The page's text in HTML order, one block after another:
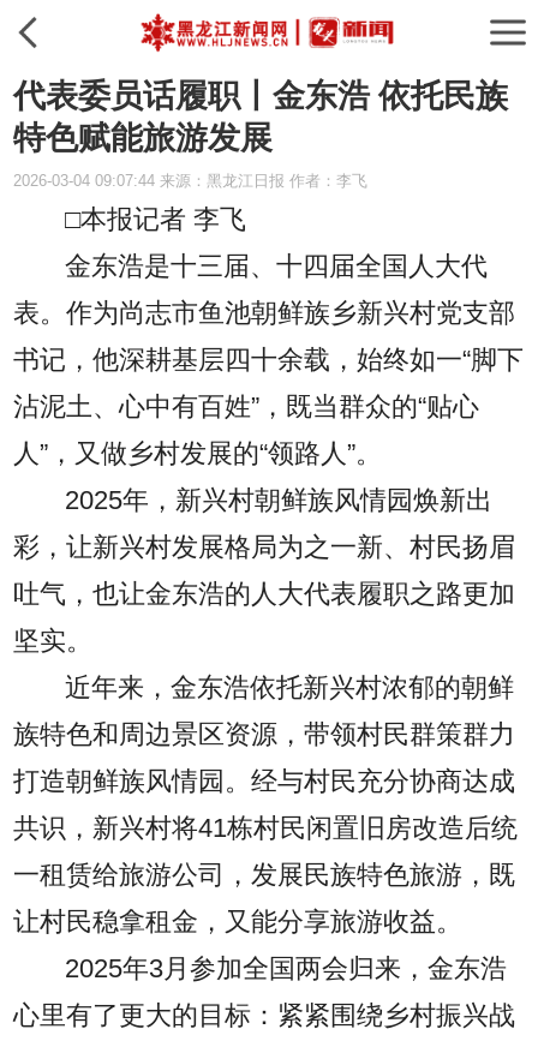
代表委员话履职丨金东浩 依托民族
特色赋能旅游发展
2026-03-04 09:07:44 来源：黑龙江日报 作者：李飞
□本报记者 李飞
金东浩是十三届、十四届全国人大代
表。作为尚志市鱼池朝鲜族乡新兴村党支部
书记，他深耕基层四十余载，始终如一“脚下
沾泥土、心中有百姓”，既当群众的“贴心
人”，又做乡村发展的“领路人”。
2025年，新兴村朝鲜族风情园焕新出
彩，让新兴村发展格局为之一新、村民扬眉
吐气，也让金东浩的人大代表履职之路更加
坚实。
近年来，金东浩依托新兴村浓郁的朝鲜
族特色和周边景区资源，带领村民群策群力
打造朝鲜族风情园。经与村民充分协商达成
共识，新兴村将41栋村民闲置旧房改造后统
一租赁给旅游公司，发展民族特色旅游，既
让村民稳拿租金，又能分享旅游收益。
2025年3月参加全国两会归来，金东浩
心里有了更大的目标：紧紧围绕乡村振兴战